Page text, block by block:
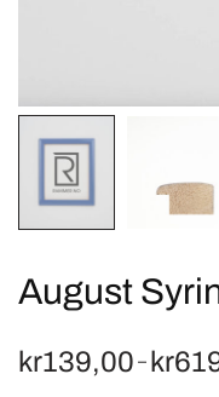
August
kr139,00 – kr